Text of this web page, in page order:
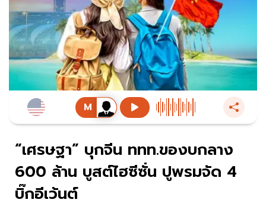
“เศรษฐา” บุกจีน ททท.ของบกลาง
600 ล้าน บูสต์ไฮซีซั่น ปูพรมจัด 4
บิ๊กอีเว้นต์